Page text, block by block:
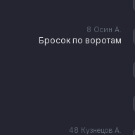
8 Осин А.
Бросок по воротам
48 Кузнецов А.